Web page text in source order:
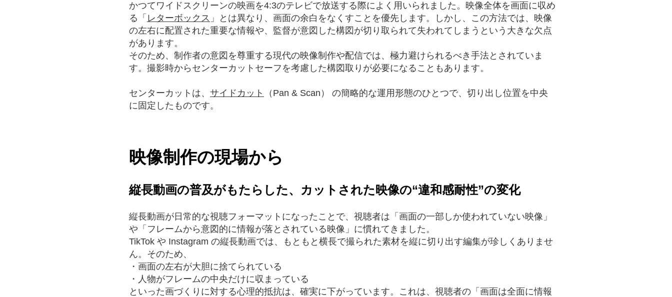
かつてワイドスクリーンの映画を4:3のテレビで放送する際によく用いられました。映像全体を画面に収め
る「 レターボックス 」とは異なり、画面の余白をなくすことを優先します。しかし、この方法では、映像
の左右に配置された重要な情報や、監督が意図した構図が切り取られて失われてしまうという大きな欠点
があります。
そのため、制作者の意図を尊重する現代の映像制作や配信では、極力避けられるべき手法とされていま
す。撮影時からセンターカットセーフを考慮した構図取りが必要になることもあります。
センターカットは、 サイドカット
（Pan & Scan） の簡略的な運用形態のひとつで、切り出し位置を中央
に固定したものです。
映像制作の現場から
縦長動画の普及がもたらした、カットされた映像の“違和感耐性”の変化
縦長動画が日常的な視聴フォーマットになったことで、視聴者は「画面の一部しか使われていない映像」
や「フレームから意図的に情報が落とされている映像」に慣れてきました。
TikTok や Instagram の縦長動画では、もともと横長で撮られた素材を縦に切り出す編集が珍しくありませ
ん。そのため、
・画面の左右が大胆に捨てられている
・人物がフレームの中央だけに収まっている
といった画づくりに対する心理的抵抗は、確実に下がっています。これは、視聴者の「画面は全面に情報